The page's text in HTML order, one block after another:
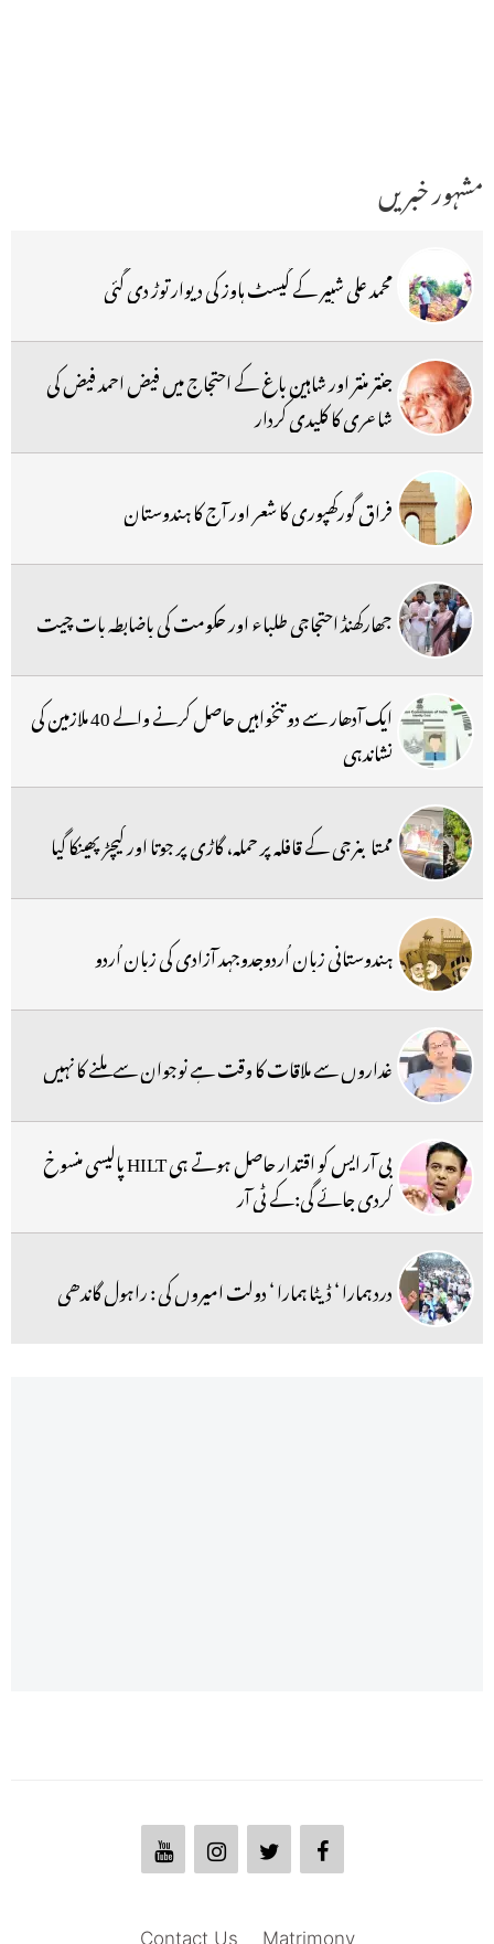
مشہور خبریں
محمد علی شبیر کے گیسٹ ہاوز کی دیوار توڑ دی گئی
جنتر منتر اور شاہین باغ کے احتجاج میں فیض احمد فیض کی
شاعری کا کلیدی کردار
فراق گورکھپوری کا شعر اور آج کا ہندوستان
جھارکھنڈ احتجاجی طلباء اور حکومت کی باضابطہ بات چیت
ایک آدھار سے دو تنخواہیں حاصل کرنے والے 40 ملازمین کی
نشاندہی
ممتا بنرجی کے قافلہ پر حملہ، گاڑی پر جوتا اور کیچڑ پھینکا گیا
ہندوستانی زبان اُردوجدوجہد آزادی کی زبان اُردو
غداروں سے ملاقات کا وقت ہے نوجوان سے ملنے کا نہیں
بی آر ایس کو اقتدار حاصل ہوتے ہی HILT پالیسی منسوخ
کردی جائے گی:کے ٹی آر
درد ہمارا ‘ ڈیٹا ہمارا ‘ دولت امیروں کی : راہول گاندھی
Matrimony
Contact Us